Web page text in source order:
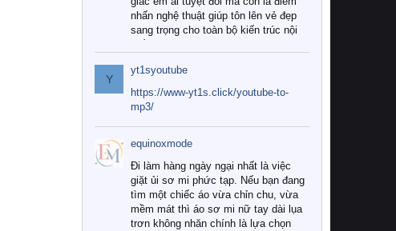
nhấn nghệ thuật giúp tôn lên vẻ đẹp
sang trọng cho toàn bộ kiến trúc nội
Tuy nhiên, giữa thị trường đa dạng
với vô vàn thương hiệu và mẫu mã
như hiện nay, làm thế nào để chọn
được những bộ chăn ga gối đệm cao
cấp thực sự chất lượng, phù hợp với
khí hậu và nhu cầu sử dụng của gia
đình? Hãy cùng chúng tôi đi tìm lời
giải đáp chi tiết qua bài viết dưới đây.
1. Tại sao các gia đình hiện đại lại ưa
chuộng chăn ga gối đệm cao cấp?
Y
yt1syoutube
https://www-yt1s.click/youtube-to-
mp3/
equinoxmode
Đi làm hàng ngày ngại nhất là việc
giặt ủi sơ mi phức tạp. Nếu bạn đang
tìm một chiếc áo vừa chỉn chu, vừa
mềm mát thì áo sơ mi nữ tay dài lụa
trơn không nhăn chính là lựa chọn